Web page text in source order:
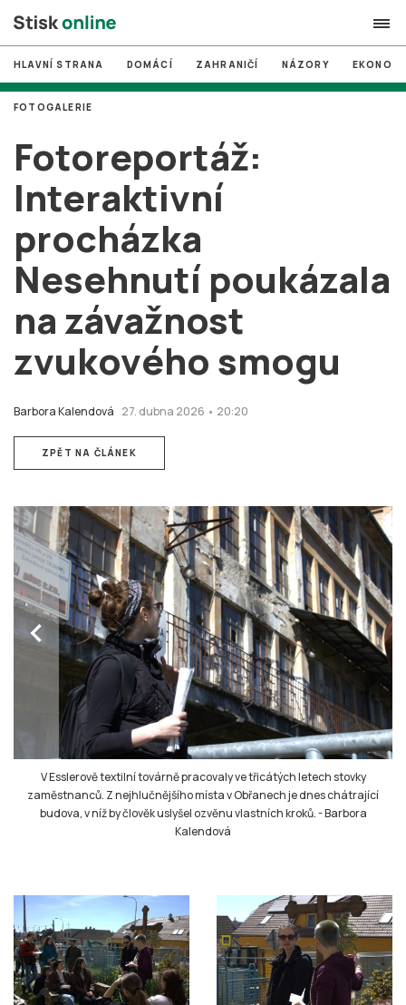
search
# MUNI
# Brno
volby
login PŘIHLÁSIT SE
Zapomněli jste heslo?
HLAVNÍ STRANA DOMÁCÍ ZAHRANIČÍ NÁZORY
Fotoreportáž:
Interaktivní
procházka
Nesehnutí poukázala
na závažnost
zvukového smogu
Barbora Kalendová 27. dubna 2026 • 20:20
FOTOGALERIE
ZPĚT NA ČLÁNEK
chevron_left
V Esslerově textilní továrně pracovaly ve třicátých letech stovky
zaměstnanců. Z nejhlučnějšího místa v Obřanech je dnes chátrající
budova, v níž by člověk uslyšel ozvěnu vlastních kroků.-Barbora
Kalendová